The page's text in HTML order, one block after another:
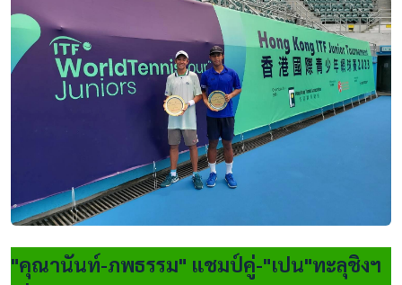
"คุณานันท์-ภพธรรม" แชมป์คู่-"เปน"ทะลุชิงฯ